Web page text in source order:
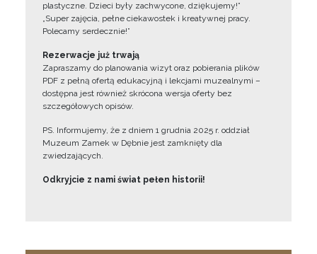
plastyczne. Dzieci były zachwycone, dziękujemy!”
„Super zajęcia, pełne ciekawostek i kreatywnej pracy.
Polecamy serdecznie!”
Rezerwacje już trwają
Zapraszamy do planowania wizyt oraz pobierania plików
PDF z pełną ofertą edukacyjną i lekcjami muzealnymi –
dostępna jest również skrócona wersja oferty bez
szczegółowych opisów.
PS. Informujemy, że z dniem 1 grudnia 2025 r. oddział
Muzeum Zamek w Dębnie jest zamknięty dla
zwiedzających.
Odkryjcie z nami świat pełen historii!